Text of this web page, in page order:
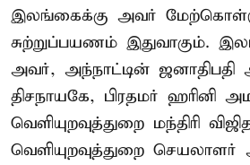
இலங்கைக்கு அவர்
சுற்றுப்பயணம் இதுவாகும்.
அவர், அந்நாட்டின் ஜனாதிபதி
திசநாயகே, பிரதமர் ஹரினி
வெளியுறவுத்துறை மந்திரி
வெளியுறவுத்துறை